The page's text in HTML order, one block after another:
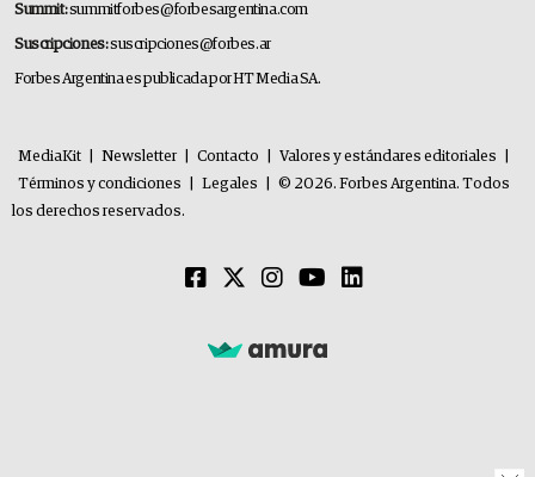
Summit:summitforbes@forbesargentina.com
Suscripciones:suscripciones@forbes.ar
Forbes Argentina es publicada por HT Media SA.
MediaKit Newsletter Contacto Valores y estándares editoriales
Términos y condiciones
Legales
© 2026. Forbes Argentina. Todos
los derechos reservados.